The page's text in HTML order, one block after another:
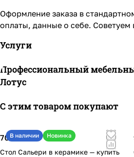
Оформление заказа в
оплаты, данные о себе.
Услуги
Профессиональный
Лотус
С этим товаром покупают
В наличии Новинка
70 600 ₽
Стол Сальери в керамике — купить